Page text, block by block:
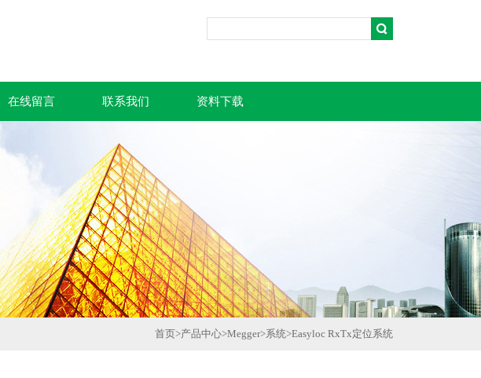
在线留言 联系我们 资料下载
首页>产品中心>Megger>系统>Easyloc RxTx定位系统